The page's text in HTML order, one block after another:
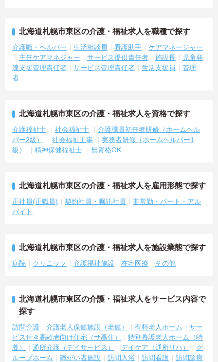
北海道札幌市東区の介護・福祉求人を職種で探す
介護職・ヘルパー 生活相談員 看護助手
ケアマネージャー
主任ケアマネジャー
サービス提供責任者 施設長
児童発
達支援管理責任者
サービス管理責任者 生活支援員
管理
者
北海道札幌市東区の介護・福祉求人を資格で探す
介護福祉士 社会福祉士
介護職員初任者研修（ホームヘル
パー2級）
社会福祉主事
実務者研修（ホームヘルパー1
級）
精神保健福祉士 無資格OK
北海道札幌市東区の介護・福祉求人を雇用形態で探す
正社員(正職員) 契約社員・嘱託社員
非常勤・パート・アル
バイト
北海道札幌市東区の介護・福祉求人を施設業態で探す
病院 クリニック 介護福祉施設 在宅医療 その他
北海道札幌市東区の介護・福祉求人をサービス内容で
探す
訪問介護 介護老人保健施設（老健） 有料老人ホーム
サー
ビス付き高齢者向け住宅（サ高住）
特別養護老人ホーム（特
養）
通所介護（デイサービス） デイケア（通所リハ）
グ
ループホーム
障がい者施設 訪問入浴 訪問看護
訪問診療